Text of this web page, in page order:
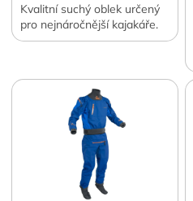
Kvalitní suchý oblek určený
pro nejnáročnější kajakáře.